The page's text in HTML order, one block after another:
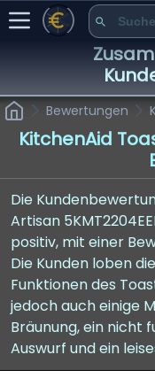
Bewertungen
KitchenAid
Die
Artisan
positiv, mit einer
Die Kunden loben
Funktionen des
jedoch auch einige
Bräunung, ein nicht
Auswurf und ein